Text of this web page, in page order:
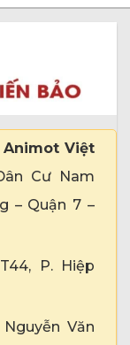
Animot Việt
Cư Nam
– Quận 7 –
P. Hiệp
Văn